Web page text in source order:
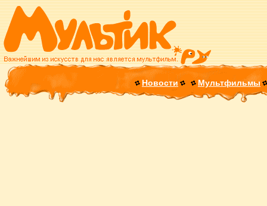
Новости Мультфильмы